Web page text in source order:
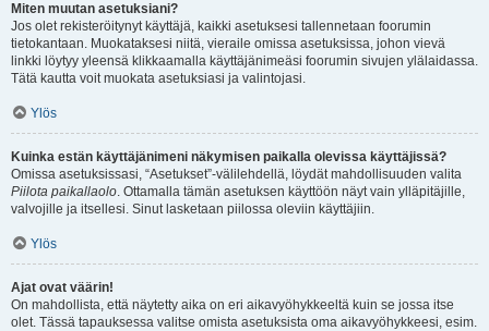
Miten muutan asetuksiani?
Jos olet rekisteröitynyt käyttäjä, kaikki asetuksesi tallennetaan foorumin
tietokantaan. Muokataksesi niitä, vieraile omissa asetuksissa, johon vievä
linkki löytyy yleensä klikkaamalla käyttäjänimeäsi foorumin sivujen ylälaidassa.
Tätä kautta voit muokata asetuksiasi ja valintojasi.
Ylös
Kuinka estän käyttäjänimeni näkymisen paikalla olevissa käyttäjissä?
Omissa asetuksissasi, “Asetukset”-välilehdellä, löydät mahdollisuuden valita
Piilota paikallaolo. Ottamalla tämän asetuksen käyttöön näyt vain ylläpitäjille,
valvojille ja itsellesi. Sinut lasketaan piilossa oleviin käyttäjiin.
Ylös
Ajat ovat väärin!
On mahdollista, että näytetty aika on eri aikavyöhykkeeltä kuin se jossa itse
olet. Tässä tapauksessa valitse omista asetuksista oma aikavyöhykkeesi, esim.